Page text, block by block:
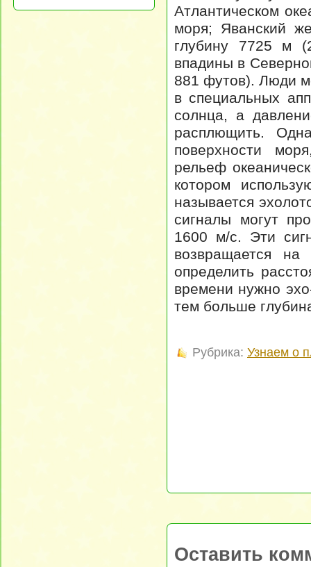
Атлантическом
моря; Яванский
глубину 7725 м
впадины в
881 футов). Люди
в специальных
солнца, а
расплющить.
поверхности
рельеф
котором
называется
сигналы могут
1600 м/с. Эти
возвращается на
определить
времени нужно
тем больше
Рубрика: Узнаем о
Оставить